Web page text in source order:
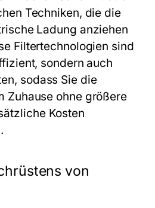
Techniken, die die
Ladung anziehen
Filtertechnologien sind
sondern auch
sodass Sie die
Zuhause ohne größere
Kosten
von